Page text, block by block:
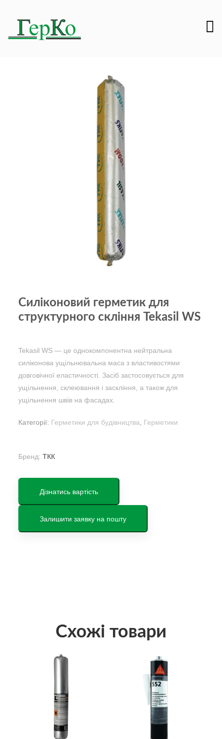
Силіконовий герметик для
структурного скління Tekasil WS
Tekasil WS — це однокомпонентна нейтральна
силіконова ущільнювальна маса з властивостями
довговічної еластичності. Засіб застосовується для
ущільнення, склеювання і заскління, а також для
ущільнення швів на фасадах.
Категорії: Герметики для будівництва, Герметики
Бренд: ТКК
Дізнатись вартість
Залишити заявку на пошту
Схожі товари